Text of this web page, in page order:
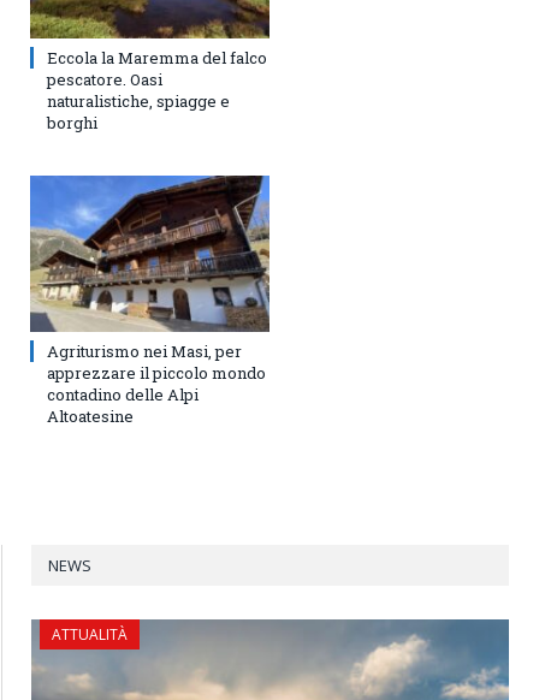
Eccola la Maremma del falco
pescatore. Oasi
naturalistiche, spiagge e
borghi
Agriturismo nei Masi, per
apprezzare il piccolo mondo
contadino delle Alpi
Altoatesine
NEWS
ATTUALITÀ